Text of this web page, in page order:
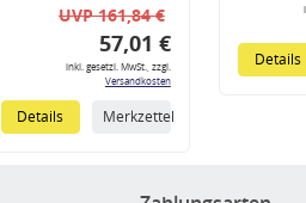
UVP 161,84 €
57,01 €
inkl. gesetzl. MwSt., zzgl.
Versandkosten
Details Merkzettel
Details